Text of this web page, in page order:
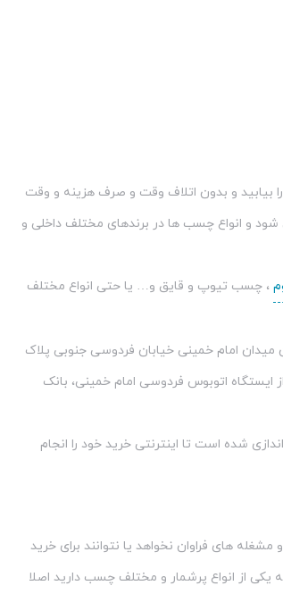
بیابید و بدون اتلاف وقت و صرف هزینه و وقت
و انواع چسب ها در برندهای مختلف داخلی و
، چسب تیوپ و قایق و… یا حتی انواع مختلف
امام خمینی خیابان فردوسی جنوبی پلاک
ایستگاه اتوبوس فردوسی امام خمینی، بانک
شده است تا اینترنتی خرید خود را انجام
های فراوان نخواهد یا نتوانند برای خرید
یکی از انواع پرشمار و مختلف چسب دارید اصلا